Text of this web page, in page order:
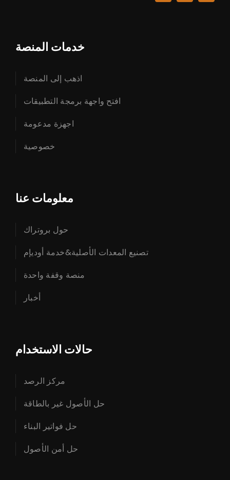
خدمات المنصة
اذهب إلى المنصة
افتح واجهة برمجة التطبيقات
اجهزة مدعومة
خصوصية
معلومات عنا
حول بروتراك
تصنيع المعدات الأصلية&خدمة أوديإم
منصة وقفة واحدة
أخبار
حالات الاستخدام
مركز الرصد
حل الأصول غير بالطاقة
حل فواتير البناء
حل أمن الأصول